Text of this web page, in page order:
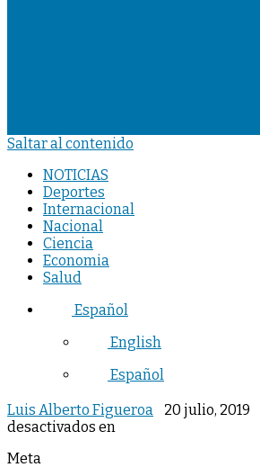
Saltar al contenido
NOTICIAS
Deportes
Internacional
Nacional
Ciencia
Economia
Salud
Español
English
Español
Luis Alberto Figueroa 20 julio, 2019
desactivados en
Meta